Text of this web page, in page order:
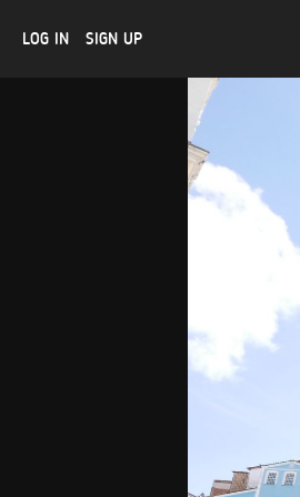
LOG IN SIGN UP